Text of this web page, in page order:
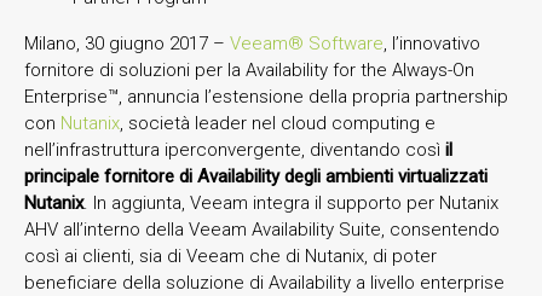
Milano, 30 giugno 2017 – Veeam® Software, l’innovativo
fornitore di soluzioni per la Availability for the Always-On
Enterprise™, annuncia l’estensione della propria partnership
con Nutanix, società leader nel cloud computing e
nell’infrastruttura iperconvergente, diventando così il
principale fornitore di Availability degli ambienti virtualizzati
Nutanix. In aggiunta, Veeam integra il supporto per Nutanix
AHV all’interno della Veeam Availability Suite, consentendo
così ai clienti, sia di Veeam che di Nutanix, di poter
beneficiare della soluzione di Availability a livello enterprise